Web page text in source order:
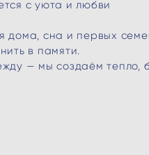
с уюта и любви
дома, сна и первых
в памяти.
— мы создаём тепло,